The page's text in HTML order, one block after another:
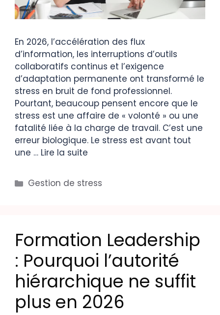
En 2026, l’accélération des flux
d’information, les interruptions d’outils
collaboratifs continus et l’exigence
d’adaptation permanente ont transformé le
stress en bruit de fond professionnel.
Pourtant, beaucoup pensent encore que le
stress est une affaire de « volonté » ou une
fatalité liée à la charge de travail. C’est une
erreur biologique. Le stress est avant tout
une … Lire la suite
Gestion de stress
Formation Leadership
: Pourquoi l’autorité
hiérarchique ne suffit
plus en 2026